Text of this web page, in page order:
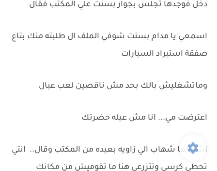
دخل فوجدها تجلس بجوار بسنت علي المكتب فقال
اسمعي يا مدام بسنت شوفي الملف ال طلبته منك بتاع
صفقة استيراد السيارات
وماتشغليش بالك بحد مش ناقصين لعب عيال
اعترضت مي... انا مش عيله حضرتك
اشار لها شهاب الي زاويه بعيده من المكتب وقال.. انتي
تحطي كرسي وتتزرعي هنا ما تقوميش من مكانك